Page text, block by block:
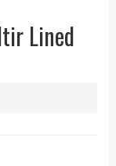
Lined